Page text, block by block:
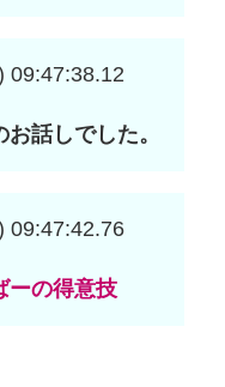
09:47:38.12
話しでした。
09:47:42.76
ーの得意技